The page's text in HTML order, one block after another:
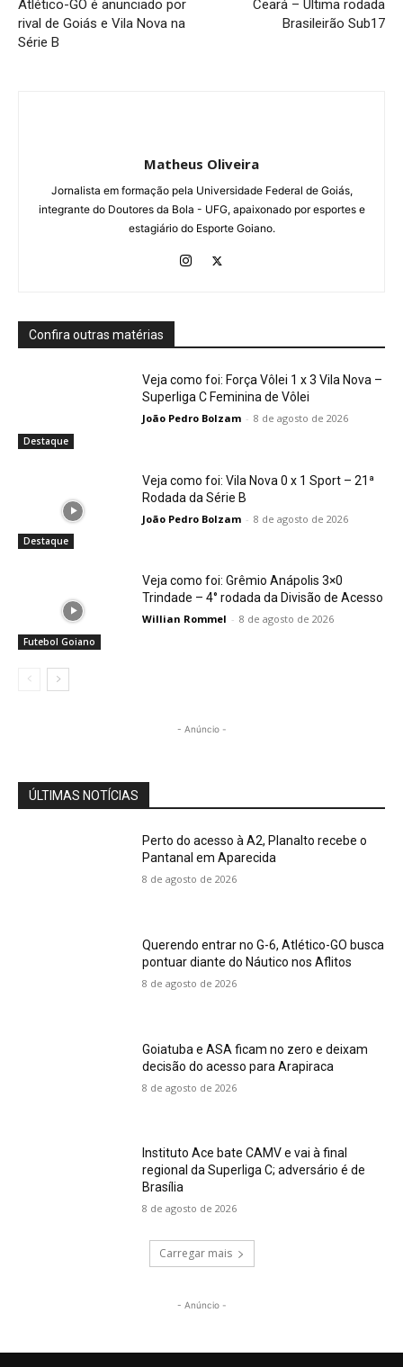
Atlético-GO é anunciado por
rival de Goiás e Vila Nova na
Série B
Ceará – Última rodada
Brasileirão Sub17
Matheus Oliveira
Jornalista em formação pela Universidade Federal de Goiás,
integrante do Doutores da Bola - UFG, apaixonado por esportes e
estagiário do Esporte Goiano.
Confira outras matérias
Destaque
Veja como foi: Força Vôlei 1 x 3 Vila Nova –
Superliga C Feminina de Vôlei
João Pedro Bolzam - 8 de agosto de 2026
Destaque
Veja como foi: Vila Nova 0 x 1 Sport – 21ª
Rodada da Série B
João Pedro Bolzam - 8 de agosto de 2026
Futebol Goiano
Veja como foi: Grêmio Anápolis 3×0
Trindade – 4° rodada da Divisão de Acesso
Willian Rommel - 8 de agosto de 2026
- Anúncio -
ÚLTIMAS NOTÍCIAS
Perto do acesso à A2, Planalto recebe o
Pantanal em Aparecida
8 de agosto de 2026
Querendo entrar no G-6, Atlético-GO busca
pontuar diante do Náutico nos Aflitos
8 de agosto de 2026
Goiatuba e ASA ficam no zero e deixam
decisão do acesso para Arapiraca
8 de agosto de 2026
Instituto Ace bate CAMV e vai à final
regional da Superliga C; adversário é de
Brasília
8 de agosto de 2026
Carregar mais
- Anúncio -